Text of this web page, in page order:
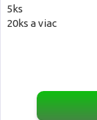
5ks
20ks a viac